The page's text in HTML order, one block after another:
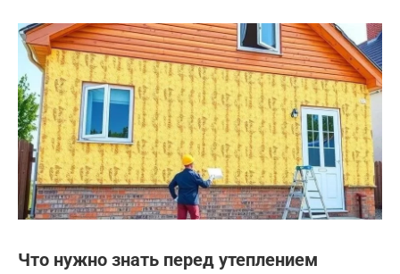
Что нужно знать перед утеплением